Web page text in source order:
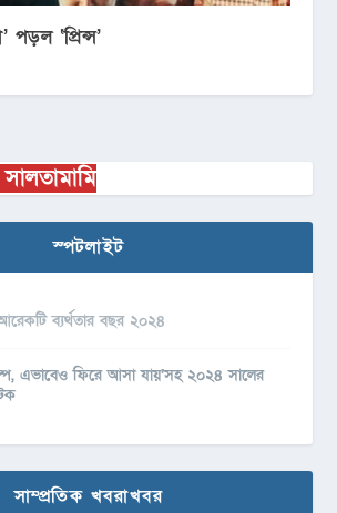
পড়ল ‘প্রিন্স’
সালতামামি
স্পটলাইট
ব্যর্থতার বছর ২০২৪
এভাবেও ফিরে আসা যায়’সহ ২০২৪ সালের
সাম্প্রতিক খবরাখবর